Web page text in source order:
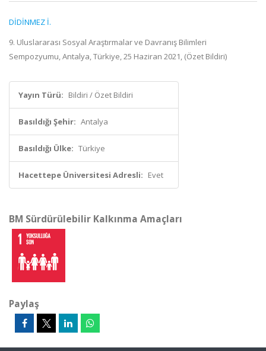
DİDİNMEZ İ.
9. Uluslararası Sosyal Araştırmalar ve Davranış Bilimleri
Sempozyumu, Antalya, Türkiye, 25 Haziran 2021, (Özet Bildiri)
Yayın Türü: Bildiri / Özet Bildiri
Basıldığı Şehir: Antalya
Basıldığı Ülke: Türkiye
Hacettepe Üniversitesi Adresli: Evet
BM Sürdürülebilir Kalkınma Amaçları
Paylaş